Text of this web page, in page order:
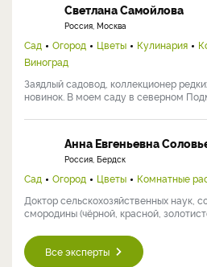
Светлана Самойлова
Россия, Москва
Сад Огород Цветы Кулинария
Виноград
Заядлый садовод, коллекционер
новинок. В моем саду в северном
Анна Евгеньевна
Россия, Бердск
Сад Огород Цветы Комнатные
Доктор сельскохозяйственных наук,
смородины (чёрной, красной,
Все эксперты